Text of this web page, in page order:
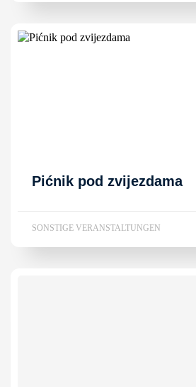
Pićnik pod zvijezdama
SONSTIGE VERANSTALTUNGEN